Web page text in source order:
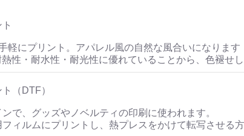
軽にプリント。アパレル風の自然な風合いになります
性・耐水性・耐光性に優れていることから、色褪せ
（DTF）
で、グッズやノベルティの印刷に使われます。
ィルムにプリントし、熱プレスをかけて転写させる